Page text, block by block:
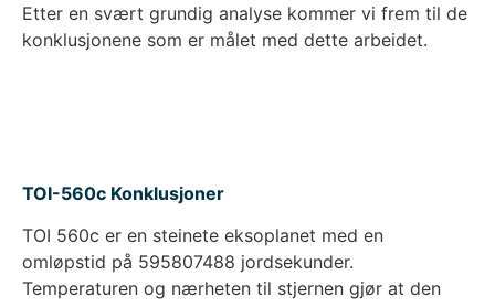
Etter en svært grundig analyse kommer vi frem til de
konklusjonene som er målet med dette arbeidet.
TOI-560c Konklusjoner
TOI 560c er en steinete eksoplanet med en
omløpstid på 595807488 jordsekunder.
Temperaturen og nærheten til stjernen gjør at den